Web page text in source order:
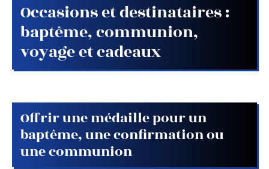
Occasions et destinataires :
baptême, communion,
voyage et cadeaux
Offrir une médaille pour un
baptême, une confirmation ou
une communion